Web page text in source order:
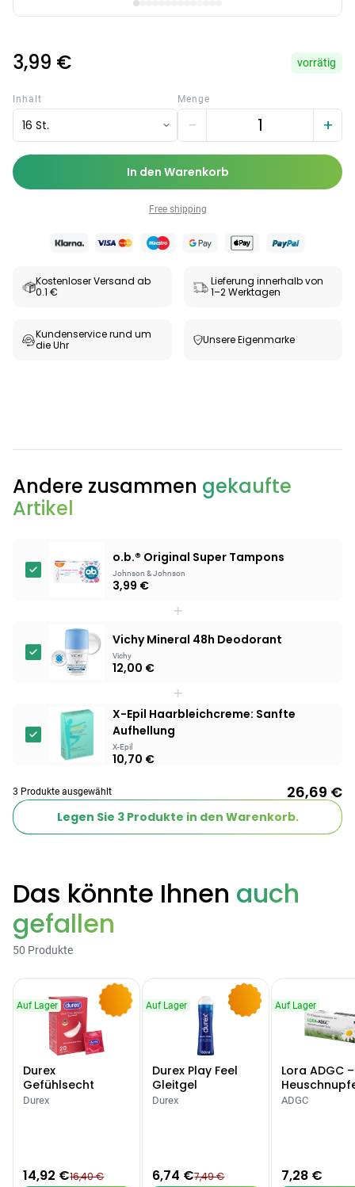
Categories
TestzentrumArzneimittel
&
Gesundheit
Hygiene &
Haushalt
Baby &
Familie
Sanitätshaus
Products
ARZNEIMITTEL & GESUNDHEIT
ARZNEIMITTEL & GESUNDHEIT
3,99 € vorrätig
Inhalt
16 St.
Menge
− +
In den Warenkorb
Free shipping
Kostenloser Versand ab
0.1 €
Lieferung innerhalb von
1–2 Werktagen
Kundenservice rund um
die Uhr
Unsere Eigenmarke
Andere zusammen gekaufte
Artikel
o.b.® Original Super Tampons
Johnson & Johnson
3,99 €
+
Vichy Mineral 48h Deodorant
Vichy
12,00 €
+
X-Epil Haarbleichcreme: Sanfte
Aufhellung
X-Epil
10,70 €
3 Produkte ausgewählt 26,69 €
Legen Sie 3Produkte in den Warenkorb.
Das könnte Ihnen auch
gefallen
50 Produkte
-9%
Auf Lager
Durex
Gefühlsecht
Classic Kondome
Durex
14,92 €16,40 €
-10%
Auf Lager
Durex Play Feel
Gleitgel
Durex
6,74 €7,49 €
Auf Lager
Lora ADGC
Allergien
ADGC
7,28 €